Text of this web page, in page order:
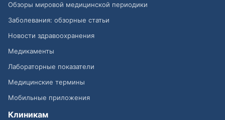
Обзоры мировой медицинской периодики
Заболевания: обзорные статьи
Новости здравоохранения
Медикаменты
Лабораторные показатели
Медицинские термины
Мобильные приложения
Клиникам